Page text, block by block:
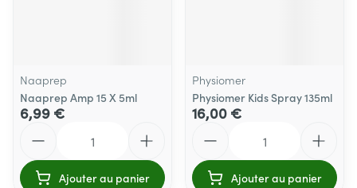
Naaprep
Naaprep Amp 15 X 5ml
6,99 €
Ajouter au panier
Physiomer
Physiomer Kids Spray 135ml
16,00 €
Ajouter au panier